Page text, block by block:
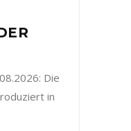
Die
in